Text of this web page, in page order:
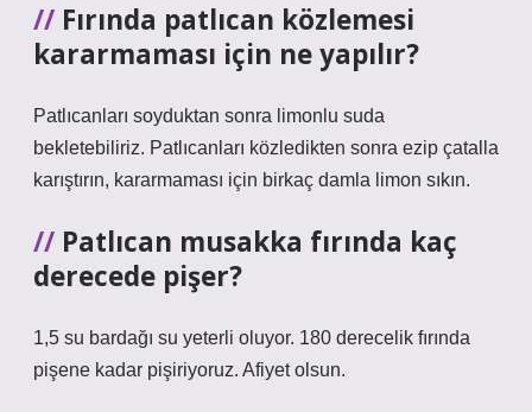
Fırında patlıcan közlemesi
kararmaması için ne yapılır?
Patlıcanları soyduktan sonra limonlu suda
bekletebiliriz. Patlıcanları közledikten sonra ezip çatalla
karıştırın, kararmaması için birkaç damla limon sıkın.
Patlıcan musakka fırında kaç
derecede pişer?
1,5 su bardağı su yeterli oluyor. 180 derecelik fırında
pişene kadar pişiriyoruz. Afiyet olsun.